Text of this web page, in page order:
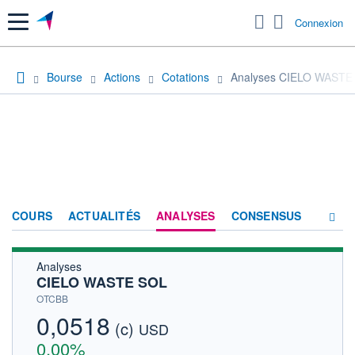
Menu Connexion
Bourse Actions Cotations Analyses CIELO
COURS ACTUALITÉS ANALYSES CONSENSUS
Analyses
CIELO WASTE SOL
OTCBB
0,0518 (c) USD
0,00%